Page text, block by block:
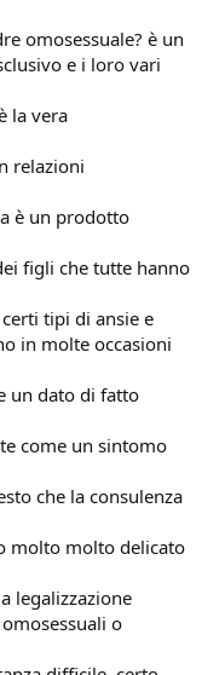
omosessuale? è un
e i loro vari
la vera
relazioni
è un prodotto
figli che tutte hanno
tipi di ansie e
in molte occasioni
un dato di fatto
come un sintomo
che la consulenza
molto molto delicato
legalizzazione
o